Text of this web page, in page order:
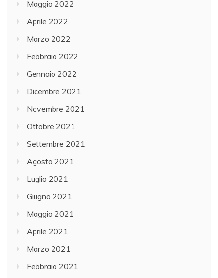
Maggio 2022
Aprile 2022
Marzo 2022
Febbraio 2022
Gennaio 2022
Dicembre 2021
Novembre 2021
Ottobre 2021
Settembre 2021
Agosto 2021
Luglio 2021
Giugno 2021
Maggio 2021
Aprile 2021
Marzo 2021
Febbraio 2021